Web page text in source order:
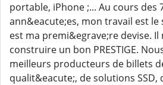
portable, iPhone ;... Au cours des
ann&eacute;es, mon travail est le
est ma premi&egrave;re devise. Il
construire un bon PRESTIGE.
meilleurs producteurs de billets
qualit&eacute;, de solutions SSD,